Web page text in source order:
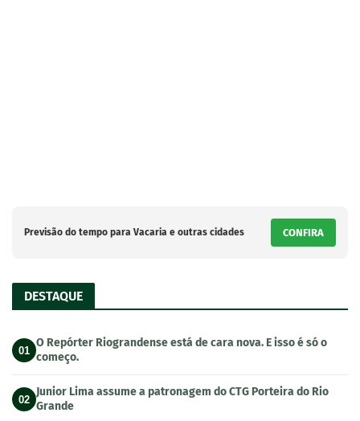
Previsão do tempo para Vacaria e outras cidades CONFIRA
DESTAQUE
01
O Repórter Riograndense está de cara nova. E isso é só o
começo.
02
Junior Lima assume a patronagem do CTG Porteira do Rio
Grande